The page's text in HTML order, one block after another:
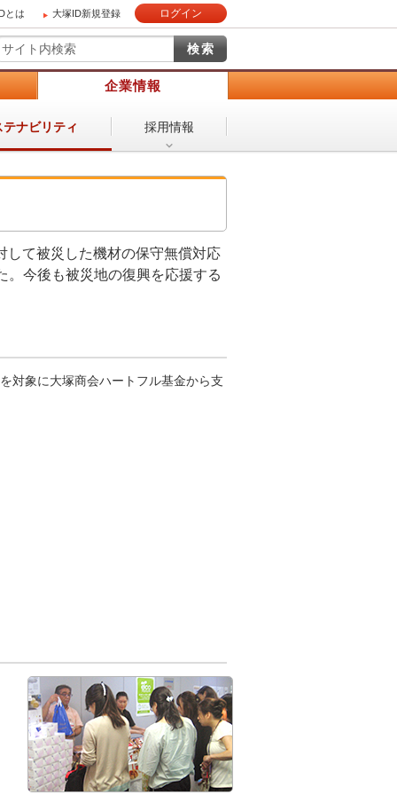
とは 大塚ID新規登録 ログイン
企業情報
テナビリティ 採用情報
して被災した機材の保守無償対応
。今後も被災地の復興を応援する
対象に大塚商会ハートフル基金から支